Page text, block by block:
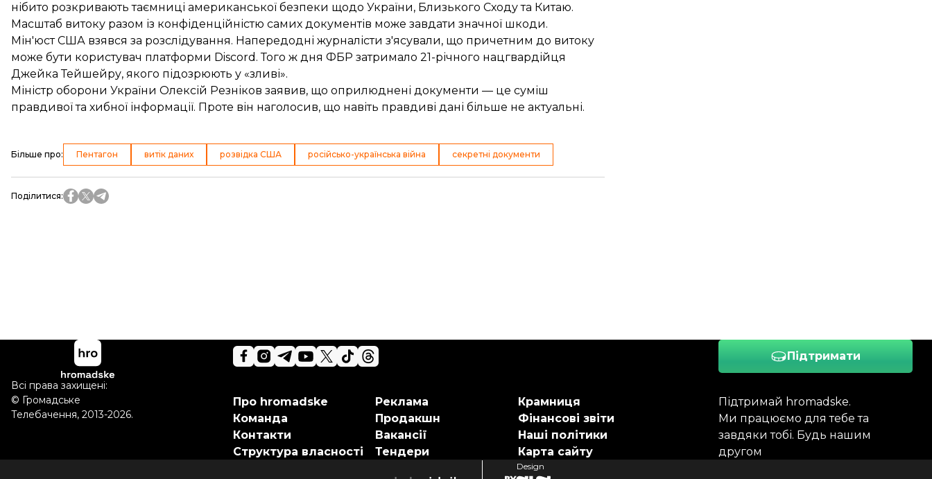
нібито розкривають таємниці американської безпеки щодо України, Близького Сходу та Китаю.
Масштаб витоку разом із конфіденційністю самих документів може завдати значної шкоди.
Мін'юст США взявся за розслідування. Напередодні журналісти з'ясували, що причетним до витоку
може бути користувач платформи Discord . Того ж дня ФБР затримало 21-річного нацгвардійця
Джейка Тейшейру, якого підозрюють у «зливі».
Міністр оборони України Олексій Резніков заявив, що оприлюднені документи — це суміш
правдивої та хибної інформації. Проте він наголосив, що навіть правдиві дані більше не актуальні.
Більше про: Пентагон витік даних розвідка США російсько-українська війна секретні документи
Поділитися:
Підтримати
Підтримай hromadske.
Ми працюємо для тебе та
завдяки тобі. Будь нашим
другом
Про hromadske
Команда
Контакти
Структура власності
Реклама
Продакшн
Вакансії
Тендери
Крамниця
Фінансові звіти
Наші політики
Карта сайту
Всі права захищені:
© Громадське
Телебачення, 2013-2026.
Design